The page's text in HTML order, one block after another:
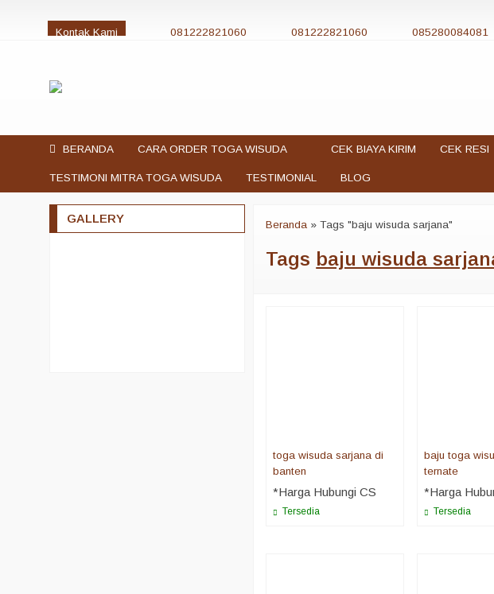
Kontak Kami 081222821060 081222821060 085280084081
BERANDA CARA ORDER TOGA WISUDA CEK BIAYA KIRIM CEK RESI
TESTIMONI MITRA TOGA WISUDA TESTIMONIAL BLOG
Beranda »Tags "baju wisuda sarjana"
Tags baju wisuda
toga wisuda sarjana di
banten
*Harga Hubungi CS
Tersedia
baju toga
ternate
*Harga
Tersedia
GALLERY